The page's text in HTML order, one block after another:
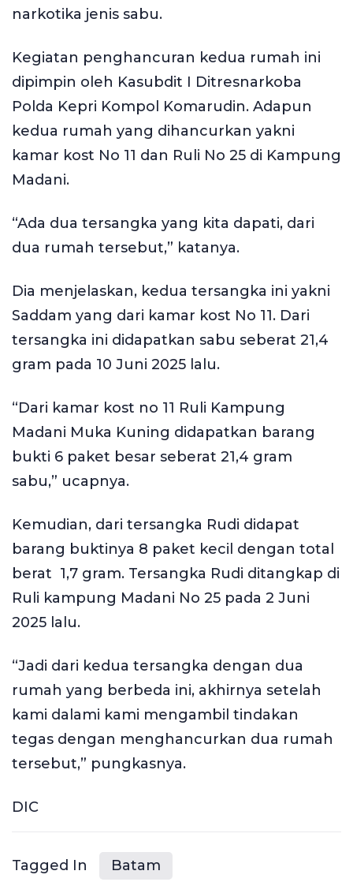
narkotika jenis sabu.
Kegiatan penghancuran kedua rumah ini
dipimpin oleh Kasubdit I Ditresnarkoba
Polda Kepri Kompol Komarudin. Adapun
kedua rumah yang dihancurkan yakni
kamar kost No 11 dan Ruli No 25 di Kampung
Madani.
“Ada dua tersangka yang kita dapati, dari
dua rumah tersebut,” katanya.
Dia menjelaskan, kedua tersangka ini yakni
Saddam yang dari kamar kost No 11. Dari
tersangka ini didapatkan sabu seberat 21,4
gram pada 10 Juni 2025 lalu.
“Dari kamar kost no 11 Ruli Kampung
Madani Muka Kuning didapatkan barang
bukti 6 paket besar seberat 21,4 gram
sabu,” ucapnya.
Kemudian, dari tersangka Rudi didapat
barang buktinya 8 paket kecil dengan total
berat 1,7 gram. Tersangka Rudi ditangkap di
Ruli kampung Madani No 25 pada 2 Juni
2025 lalu.
“Jadi dari kedua tersangka dengan dua
rumah yang berbeda ini, akhirnya setelah
kami dalami kami mengambil tindakan
tegas dengan menghancurkan dua rumah
tersebut,” pungkasnya.
DIC
Tagged In Batam